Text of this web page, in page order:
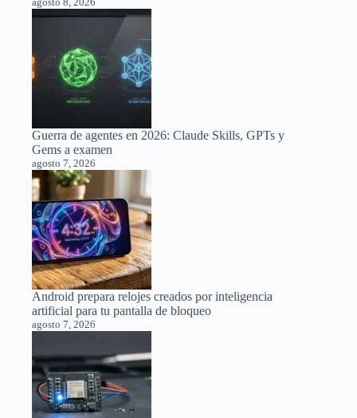
Guerra de agentes en 2026: Claude Skills, GPTs y
Gems a examen
agosto 7, 2026
Android prepara relojes creados por inteligencia
artificial para tu pantalla de bloqueo
agosto 7, 2026